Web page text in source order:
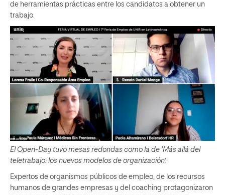
de herramientas prácticas entre los candidatos a obtener un
trabajo.
El Open-Day tuvo mesas redondas como la de ‘Más allá del
teletrabajo: los nuevos modelos de organización’.
Expertos de organismos públicos de empleo, de los recursos
humanos de grandes empresas y del coaching protagonizaron